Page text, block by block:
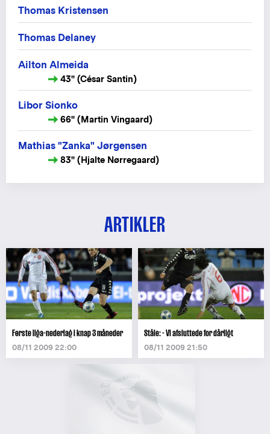
Thomas Kristensen
Thomas Delaney
Ailton Almeida
43" (César Santin)
Libor Sionko
66" (Martin Vingaard)
Mathias "Zanka" Jørgensen
83" (Hjalte Nørregaard)
ARTIKLER
Første liga-nederlag i knap 3 måneder
08/11 2009 22:00
Ståle: - Vi afsluttede for dårligt
08/11 2009 21:50